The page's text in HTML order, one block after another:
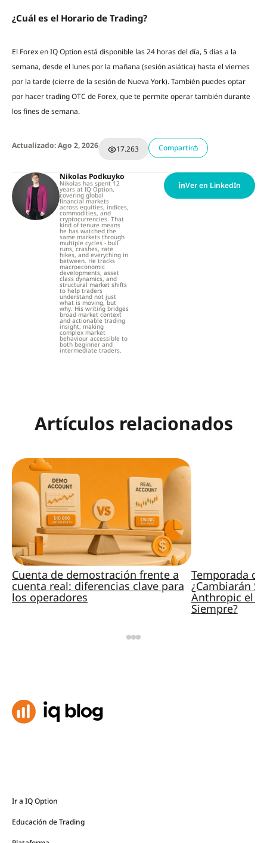
¿Cuál es el Horario de Trading?
El Forex en IQ Option está disponible las 24 horas del día, 5 días a la
semana, desde el lunes por la mañana (sesión asiática) hasta el viernes
por la tarde (cierre de la sesión de Nueva York). También puedes optar
por hacer trading OTC de Forex, que te permite operar también durante
los fines de semana.
Actualizado: Ago 2, 2026 17.263 Compartir
Nikolas Podkuyko
Nikolas has spent 12
years at IQ Option,
covering global
financial markets
across equities, indices,
commodities, and
cryptocurrencies. That
kind of tenure means
he has watched the
same markets through
multiple cycles - bull
runs, crashes, rate
hikes, and everything in
between. He tracks
macroeconomic
developments, asset
class dynamics, and
structural market shifts
to help traders
understand not just
what is moving, but
why. His writing bridges
broad market context
and actionable trading
insight, making
complex market
behaviour accessible to
both beginner and
intermediate traders.
Ver en LinkedIn
Artículos relacionados
Cuenta de demostración frente a
cuenta real: diferencias clave para
los operadores
Temporada de
¿Cambiarán
Anthropic el
Siempre?
Ir a IQ Option
Educación de Trading